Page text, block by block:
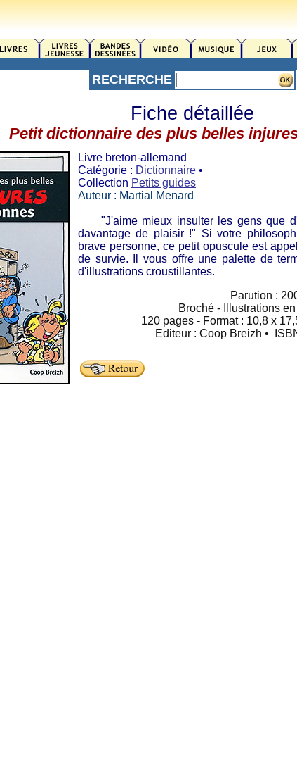
RECHERCHE
Fiche détaillée
Petit dictionnaire des plus belles
Livre breton-allemand
Catégorie : Dictionnaire •
Collection Petits guides
Auteur : Martial Menard
"J'aime mieux insulter les gens que
davantage de plaisir !" Si votre
brave personne, ce petit opuscule est
de survie. Il vous offre une palette de
d'illustrations croustillantes.
Parution :
Broché - Illustrations
120 pages - Format : 10,8 x
Editeur : Coop Breizh •